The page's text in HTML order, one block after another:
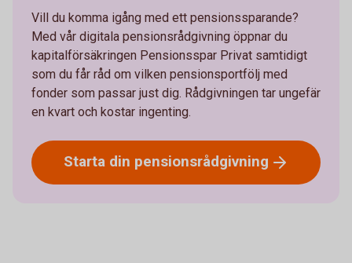
Vill du komma igång med ett pensionssparande?
Med vår digitala pensionsrådgivning öppnar du
kapitalförsäkringen Pensionsspar Privat samtidigt
som du får råd om vilken pensionsportfölj med
fonder som passar just dig. Rådgivningen tar ungefär
en kvart och kostar ingenting.
Starta din pensionsrådgivning